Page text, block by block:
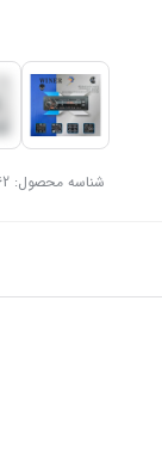
شناسه محصول: